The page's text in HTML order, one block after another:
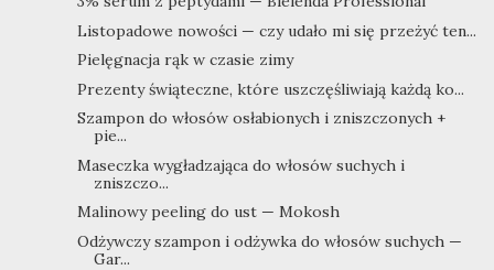
Listopadowe nowości — czy udało mi się przeżyć ten...
Pielęgnacja rąk w czasie zimy
Prezenty świąteczne, które uszczęśliwiają każdą ko...
Szampon do włosów osłabionych i zniszczonych +
pie...
Maseczka wygładzająca do włosów suchych i
zniszczo...
Malinowy peeling do ust — Mokosh
Odżywczy szampon i odżywka do włosów suchych —
Gar...